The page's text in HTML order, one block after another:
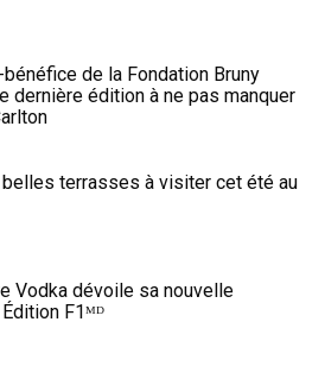
bénéfice de la Fondation Bruny
dernière édition à ne pas manquer
terrasses à visiter cet été au
Vodka dévoile sa nouvelle
F1ᴹᴰ